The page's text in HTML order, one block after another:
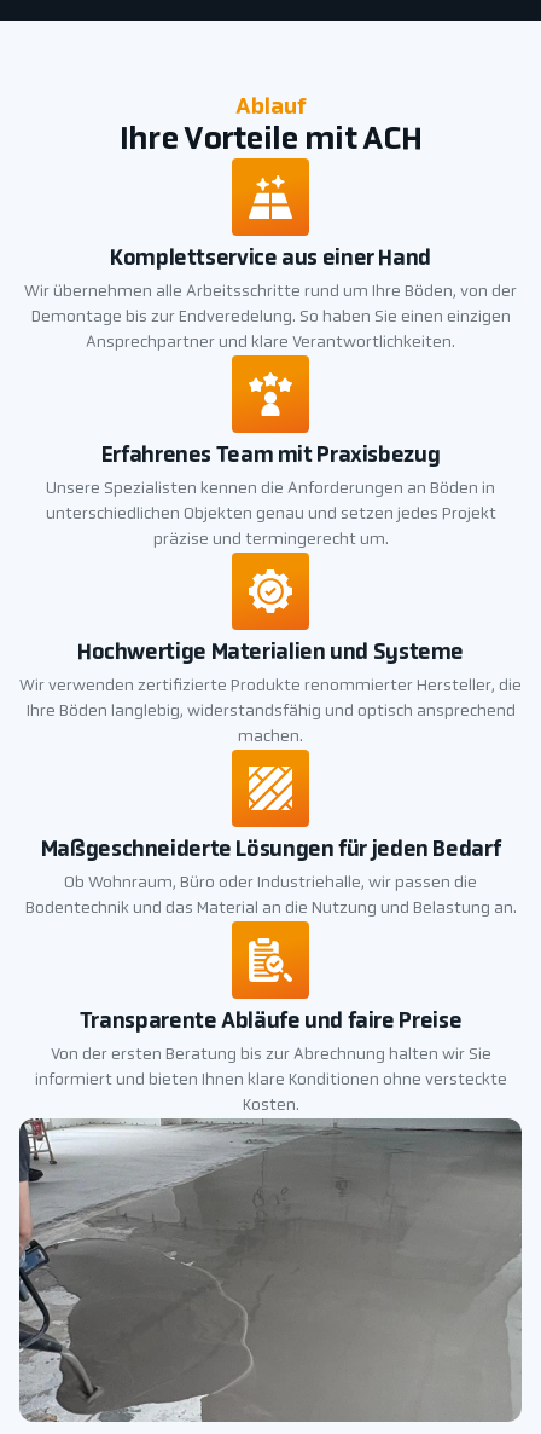
Ablauf
Ihre Vorteile mit ACH
Komplettservice aus einer Hand
Wir übernehmen alle Arbeitsschritte rund um Ihre Böden, von der
Demontage bis zur Endveredelung. So haben Sie einen einzigen
Ansprechpartner und klare Verantwortlichkeiten.
Erfahrenes Team mit Praxisbezug
Unsere Spezialisten kennen die Anforderungen an Böden in
unterschiedlichen Objekten genau und setzen jedes Projekt
präzise und termingerecht um.
Hochwertige Materialien und Systeme
Wir verwenden zertifizierte Produkte renommierter Hersteller, die
Ihre Böden langlebig, widerstandsfähig und optisch ansprechend
machen.
Maßgeschneiderte Lösungen für jeden Bedarf
Ob Wohnraum, Büro oder Industriehalle, wir passen die
Bodentechnik und das Material an die Nutzung und Belastung an.
Transparente Abläufe und faire Preise
Von der ersten Beratung bis zur Abrechnung halten wir Sie
informiert und bieten Ihnen klare Konditionen ohne versteckte
Kosten.